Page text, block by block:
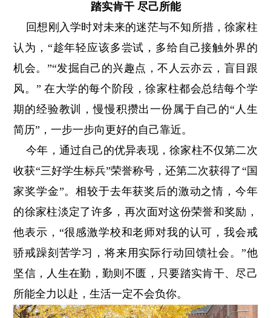
踏实肯干 尽己所能
回想刚入学时对未来的迷茫与不知所措，徐家柱
认为，“趁年轻应该多尝试，多给自己接触外界的
机会。”“发掘自己的兴趣点，不人云亦云，盲目跟
风。” 在大学的每个阶段，徐家柱都会总结每个学
期的经验教训，慢慢积攒出一份属于自己的“人生
简历”，一步一步向更好的自己靠近。
今年，通过自己的优异表现，徐家柱不仅第二次
收获“三好学生标兵”荣誉称号，还第二次获得了“国
家奖学金”。相较于去年获奖后的激动之情，今年
的徐家柱淡定了许多，再次面对这份荣誉和奖励，
他表示，“很感激学校和老师对我的认可，我会戒
骄戒躁刻苦学习，将来用实际行动回馈社会。”他
坚信，人生在勤，勤则不匮，只要踏实肯干、尽己
所能全力以赴，生活一定不会负你。